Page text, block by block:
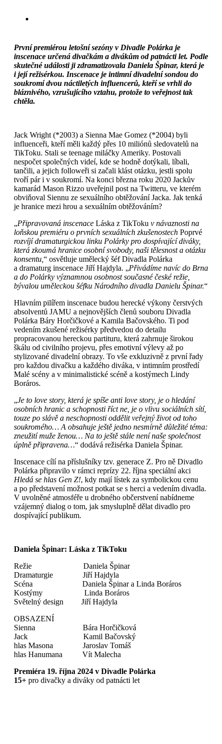
První premiérou letošní sezóny v Divadle Polárka je
inscenace určená divačkám a divákům od patnácti let. Podle
skutečné události ji zdramatizovala Daniela Špinar, která je
i její režisérkou. Inscenace je intimní divadelní sondou do
soukromí dvou náctiletých influencerů, kteří se vrhli do
bláznivého, vzrušujícího vztahu, protože to veřejnost tak
chtěla.
Jack Wright (*2003) a Sienna Mae Gomez (*2004) byli
influenceři, kteří měli každý přes 10 miliónů sledovatelů na
TikToku. Stali se teenage miláčky Ameriky. Postovali
nespočet společných videí, kde se hodně dotýkali, líbali,
tančili, a jejich followeři si začali klást otázku, jestli spolu
tvoří pár i v soukromí. Na konci března roku 2020 Jackův
kamarád Mason Rizzo uveřejnil post na Twitteru, ve kterém
obviňoval Siennu ze sexuálního obtěžování Jacka. Jak tenká
je hranice mezi hrou a sexuálním obtěžováním?
„Připravovaná inscenace Láska z TikToku v návaznosti na
loňskou premiéru o prvních sexuálních zkušenostech Poprvé
rozvíjí dramaturgickou linku Polárky pro dospívající diváky,
která zkoumá hranice osobní svobody, naši tělesnost a otázku
konsentu, “ osvětluje umělecký šéf Divadla Polárka
a dramaturg inscenace Jiří Hajdyla. „Přivádíme navíc do Brna
a do Polárky významnou osobnost současné české režie,
bývalou uměleckou šéfku Národního divadla Danielu Špinar.“
Hlavním pilířem inscenace budou herecké výkony čerstvých
absolventů JAMU a nejnovějších členů souboru Divadla
Polárka Báry Horčičkové a Kamila Bačovského. Ti pod
vedením zkušené režisérky předvedou do detailu
propracovanou hereckou partituru, která zahrnuje širokou
škálu od civilního projevu, přes emotivní výlevy až po
stylizované divadelní obrazy. To vše exkluzivně z první řady
pro každou divačku a každého diváka, v intimním prostředí
Malé scény a v minimalistické scéně a kostýmech Lindy
Boráros.
„Je to love story, která je spíše anti love story, je o hledání
osobních hranic a schopnosti říct ne, je o vlivu sociálních sítí,
touze po slávě a neschopnosti oddělit veřejný život od toho
soukromého… A obsahuje ještě jedno nesmírně důležité téma:
zneužití muže ženou… Na to ještě stále není naše společnost
úplně připravena…“ dodává režisérka Daniela Špinar.
Inscenace cílí na příslušníky tzv. generace Z. Pro ně Divadlo
Polárka připravilo v rámci reprízy 22. října speciální akci
Hledá se hlas Gen Z!, kdy mají lístek za symbolickou cenu
a po představení možnost potkat se s herci a vedením divadla.
V uvolněné atmosféře u drobného občerstvení nabídneme
vzájemný dialog o tom, jak smysluplně dělat divadlo pro
dospívající publikum.
Daniela Špinar: Láska z TikToku
Režie Daniela Špinar
Dramaturgie Jiří Hajdyla
Scéna Daniela Špinar a Linda Boráros
Kostýmy Linda Boráros
Světelný design Jiří Hajdyla
OBSAZENÍ
Sienna Bára Horčičková
Jack Kamil Bačovský
hlas Masona Jaroslav Tomáš
hlas Hanumana Vít Malecha
Premiéra 19. října 2024 v Divadle Polárka
15+ pro divačky a diváky od patnácti let